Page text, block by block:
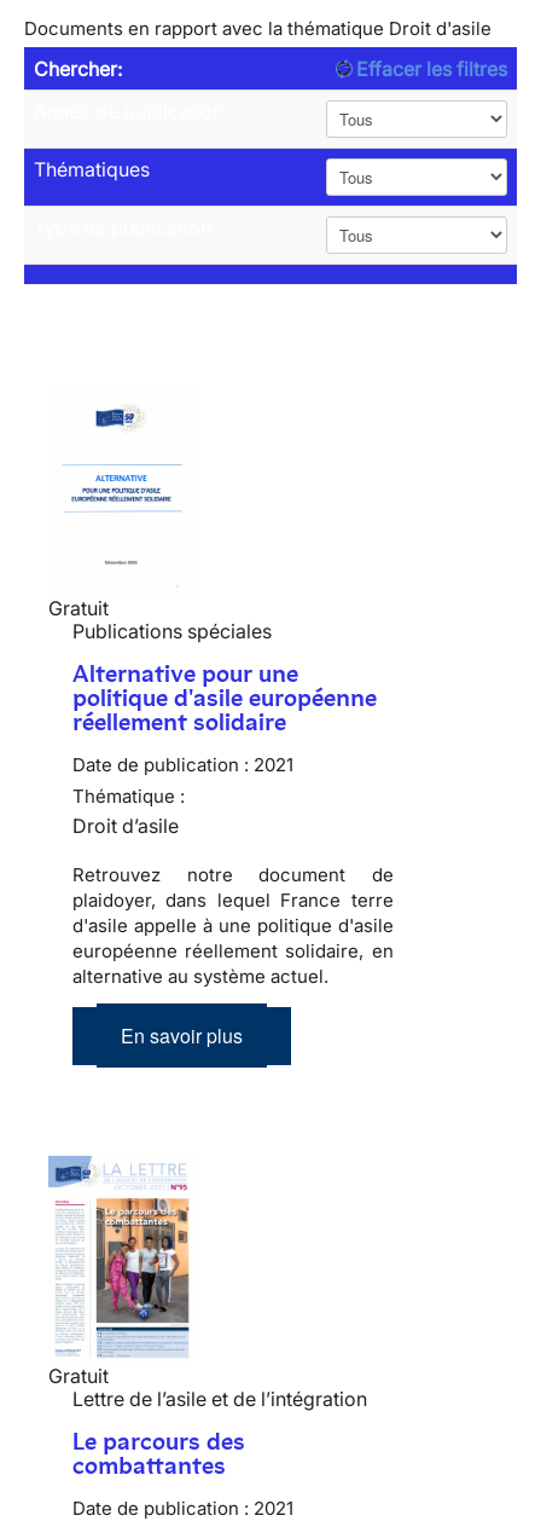
Documents en rapport avec la thématique Droit d'asile
Chercher:
Effacer les filtres
Thématiques
Gratuit
Publications spéciales
Alternative pour une
politique d'asile européenne
réellement solidaire
Date de publication : 2021
Thématique :
Droit d’asile
Retrouvez notre document de
plaidoyer, dans lequel France terre
d'asile appelle à une politique d'asile
européenne réellement solidaire, en
alternative au système actuel.
En savoir plus
Gratuit
Lettre de l’asile et de l’intégration
Le parcours des
combattantes
Date de publication : 2021